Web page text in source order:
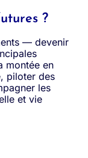
?
— devenir
montée en
piloter des
les
et vie